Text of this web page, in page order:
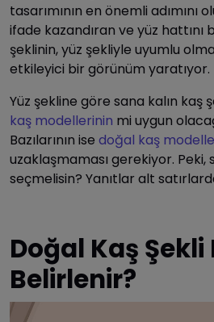
tasarımının en önemli adımını
ifade kazandıran ve yüz
şeklinin, yüz şekliyle uyumlu
etkileyici bir görünüm yaratıyor.
Yüz şekline göre sana kalın kaş
kaş modellerinin mi uygun
Bazılarının ise doğal kaş
uzaklaşmaması gerekiyor. Peki,
seçmelisin? Yanıtlar alt
Doğal Kaş Şekli
Belirlenir?